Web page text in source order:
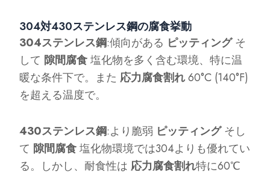
304対430ステンレス鋼の腐食挙動
304ステンレス鋼:傾向がある ピッティングそ
して 隙間腐食塩化物を多く含む環境、特に温
暖な条件下で。また応力腐食割れ60°C (140°F)
を超える温度で。
430ステンレス鋼:より脆弱 ピッティングそし
て 隙間腐食塩化物環境では304よりも優れてい
る。しかし、耐食性は応力腐食割れ特に60℃